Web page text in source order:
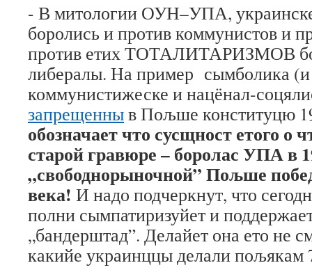
- В митологии ОУН–УПА,
боролись и против коммунистов и
против етих ТОТАЛИТАРИЗМОВ
либералы. На пример сымболика (и
коммунистижеске и нацёнал-
запрещенныв Пољше конституцю
обозначает что сусщност етого о
старой гравюре – боролас УПА в
„свободнорыночной” Пољше
века! И надо подчеркнут, что
полни сымпатиризуйет и
„бандерштад”. Делайет она ето не
какийе украинццы делали пољякам